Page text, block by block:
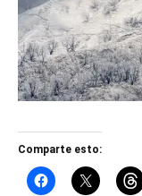
Comparte esto: